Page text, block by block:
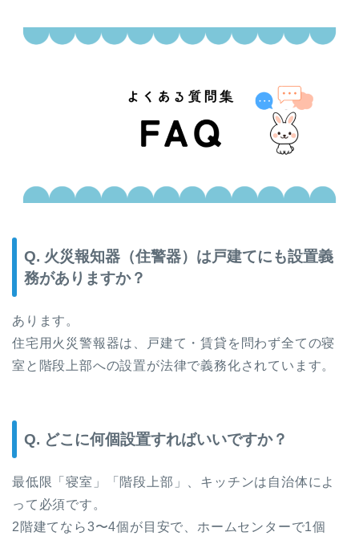
Q. 火災報知器（住警器）は戸建てにも設置義
務がありますか？
あります。
住宅用火災警報器は、戸建て・賃貸を問わず全ての寝
室と階段上部への設置が法律で義務化されています。
Q. どこに何個設置すればいいですか？
最低限「寝室」「階段上部」、キッチンは自治体によ
って必須です。
2階建てなら3〜4個が目安で、ホームセンターで1個